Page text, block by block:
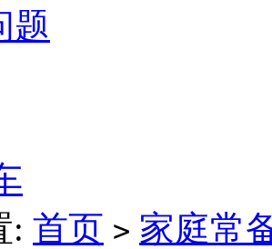
题
: 首页 > 家庭常